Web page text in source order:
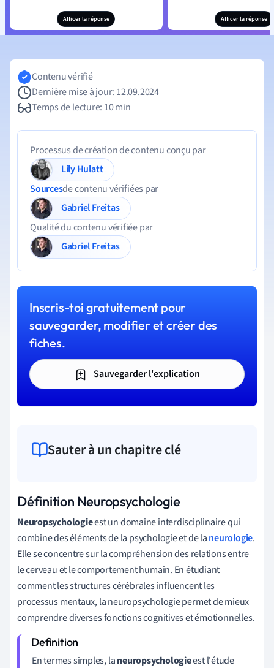
Afficer la réponse Afficer la réponse
Contenu vérifié
Dernière mise à jour: 12.09.2024
Temps de lecture: 10 min
Processus de création de contenu conçu par
Lily Hulatt
Sourcesde contenu vérifiées par
Gabriel Freitas
Qualité du contenu vérifiée par
Gabriel Freitas
Inscris-toi gratuitement pour
sauvegarder, modifier et créer des
fiches.
Sauvegarder l'explication
Sauter à un chapitre clé
Définition Neuropsychologie
Neuropsychologieest un domaine interdisciplinaire qui
combine des éléments de la psychologie et de laneurologie.
Elle se concentre sur la compréhension des relations entre
le cerveau et le comportement humain. En étudiant
comment les structures cérébrales influencent les
processus mentaux, la neuropsychologie permet de mieux
comprendre diverses fonctions cognitives et émotionnelles.
En termes simples, laneuropsychologieest l'étude